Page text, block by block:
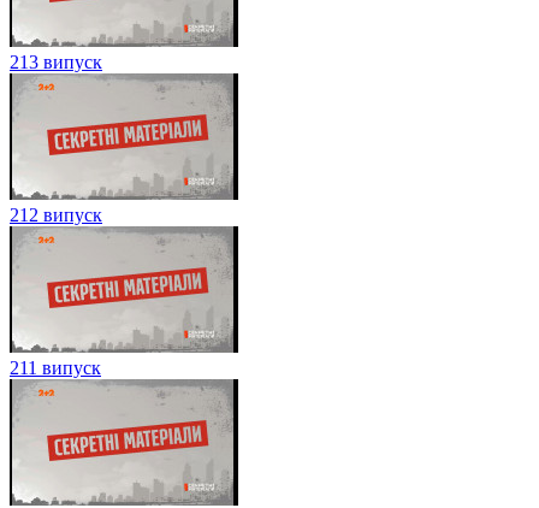
213 випуск
212 випуск
211 випуск